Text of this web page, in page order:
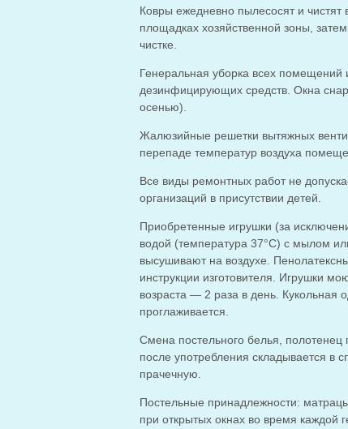
Ковры ежедневно пылесосят и
площадках хозяйственной зоны,
чистке.
Генеральная уборка всех
дезинфицирующих средств. Окна
осенью).
Жалюзийные решетки вытяжных
перепаде температур воздуха
Все виды ремонтных работ не
организаций в присутствии детей.
Приобретенные игрушки (за
водой (температура 37°C) с мылом
высушивают на воздухе.
инструкции изготовителя. Игрушки
возраста — 2 раза в день. Кукольная
проглаживается.
Смена постельного белья,
после употребления складывается в
прачечную.
Постельные принадлежности:
при открытых окнах во время каждой